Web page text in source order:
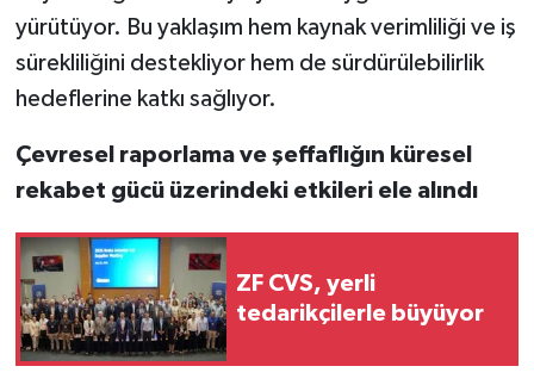
yürütüyor. Bu yaklaşım hem kaynak verimliliği ve iş
sürekliliğini destekliyor hem de sürdürülebilirlik
hedeflerine katkı sağlıyor.
Çevresel raporlama ve şeffaflığın küresel
rekabet gücü üzerindeki etkileri ele alındı
ZF CVS, yerli
tedarikçilerle büyüyor